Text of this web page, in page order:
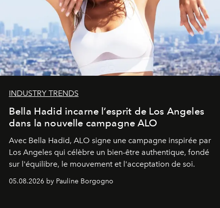
INDUSTRY TRENDS
Bella Hadid incarne l’esprit de Los Angeles
dans la nouvelle campagne ALO
Avec Bella Hadid, ALO signe une campagne inspirée par
Los Angeles qui célèbre un bien-être authentique, fondé
sur l'équilibre, le mouvement et l'acceptation de soi.
05.08.2026 by Pauline Borgogno